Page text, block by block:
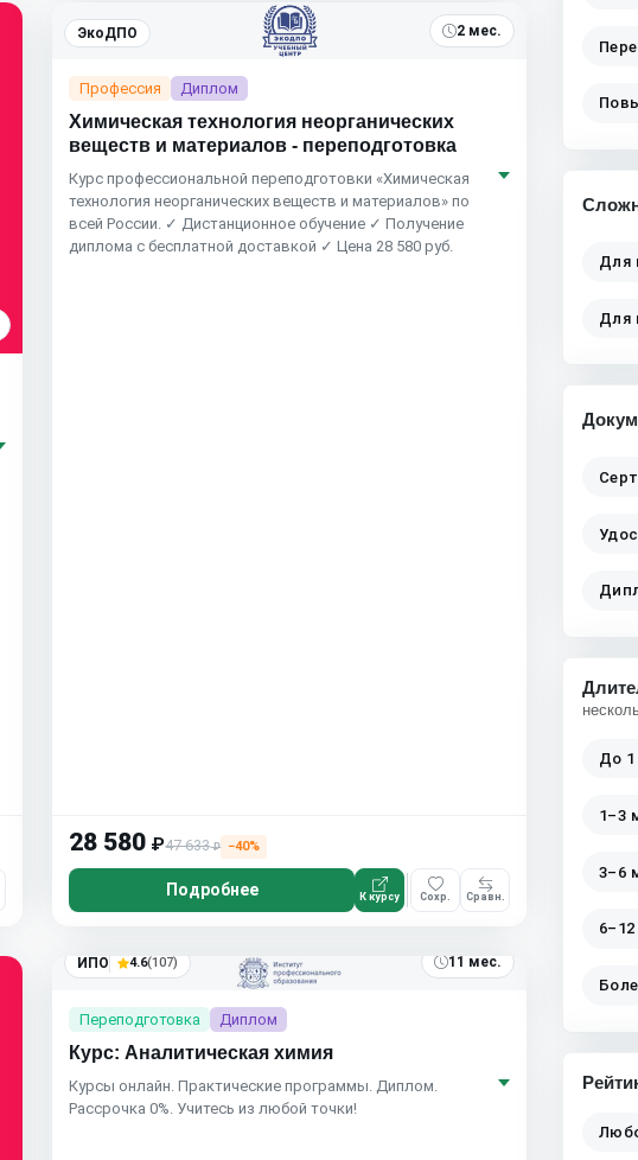
ЭкоДПО 2 мес.
Профессия Диплом
Химическая технология неорганических
веществ и материалов - переподготовка
Курс профессиональной переподготовки «Химическая
технология неорганических веществ и материалов» по
всей России. ✓ Дистанционное обучение ✓ Получение
диплома с бесплатной доставкой ✓ Цена 28 580 руб.
28 580 ₽47 633₽ −40%
Подробнее К курсу Сохр. Сравн.
ИПО 4.6(107) 11 мес.
Переподготовка Диплом
Курс: Аналитическая химия
Курсы онлайн. Практические программы. Диплом.
Рассрочка 0%. Учитесь из любой точки!
Для
Для
До 1
1–3
3–6